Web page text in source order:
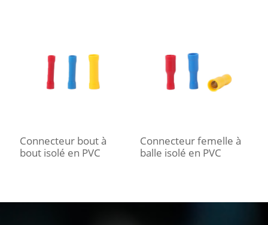
Connecteur bout à
bout isolé en PVC
Connecteur femelle à
balle isolé en PVC